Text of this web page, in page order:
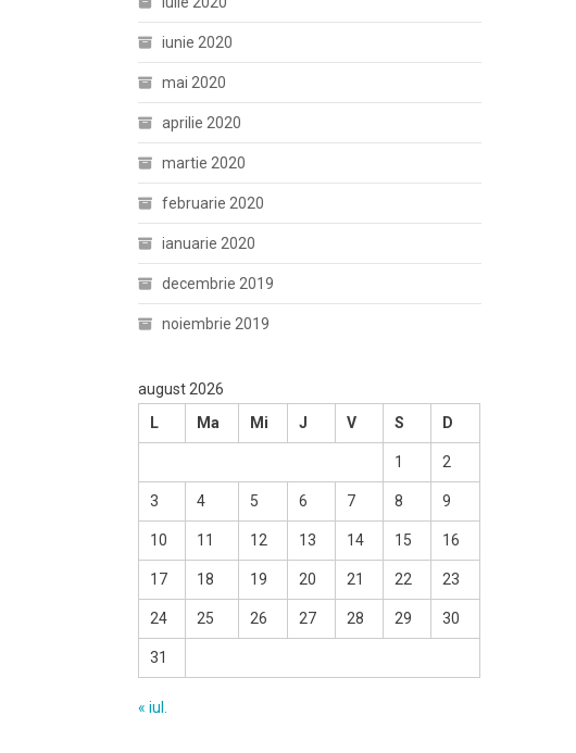
iunie 2020
mai 2020
aprilie 2020
martie 2020
februarie 2020
ianuarie 2020
decembrie 2019
noiembrie 2019
august 2026
L
Ma Mi J V S D
1 2
3 4 5 6 7 8 9
10 11 12 13 14 15 16
17 18 19 20 21 22 23
24 25 26 27 28 29 30
31
« iul.